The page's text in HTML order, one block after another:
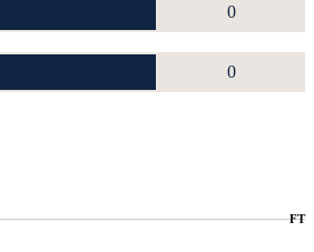
0
0
FT